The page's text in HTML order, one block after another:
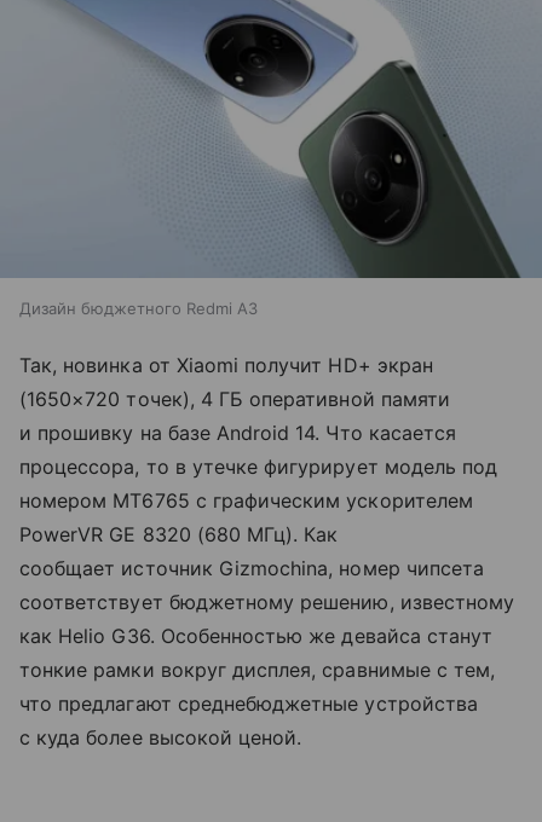
Дизайн бюджетного Redmi A3
Так, новинка от Xiaomi получит HD+ экран
(1650×720 точек), 4 ГБ оперативной памяти
и прошивку на базе Android 14. Что касается
процессора, то в утечке фигурирует модель под
номером MT6765 с графическим ускорителем
PowerVR GE 8320 (680 МГц). Как
сообщает источник Gizmochina, номер чипсета
соответствует бюджетному решению, известному
как Helio G36. Особенностью же девайса станут
тонкие рамки вокруг дисплея, сравнимые с тем,
что предлагают среднебюджетные устройства
с куда более высокой ценой.